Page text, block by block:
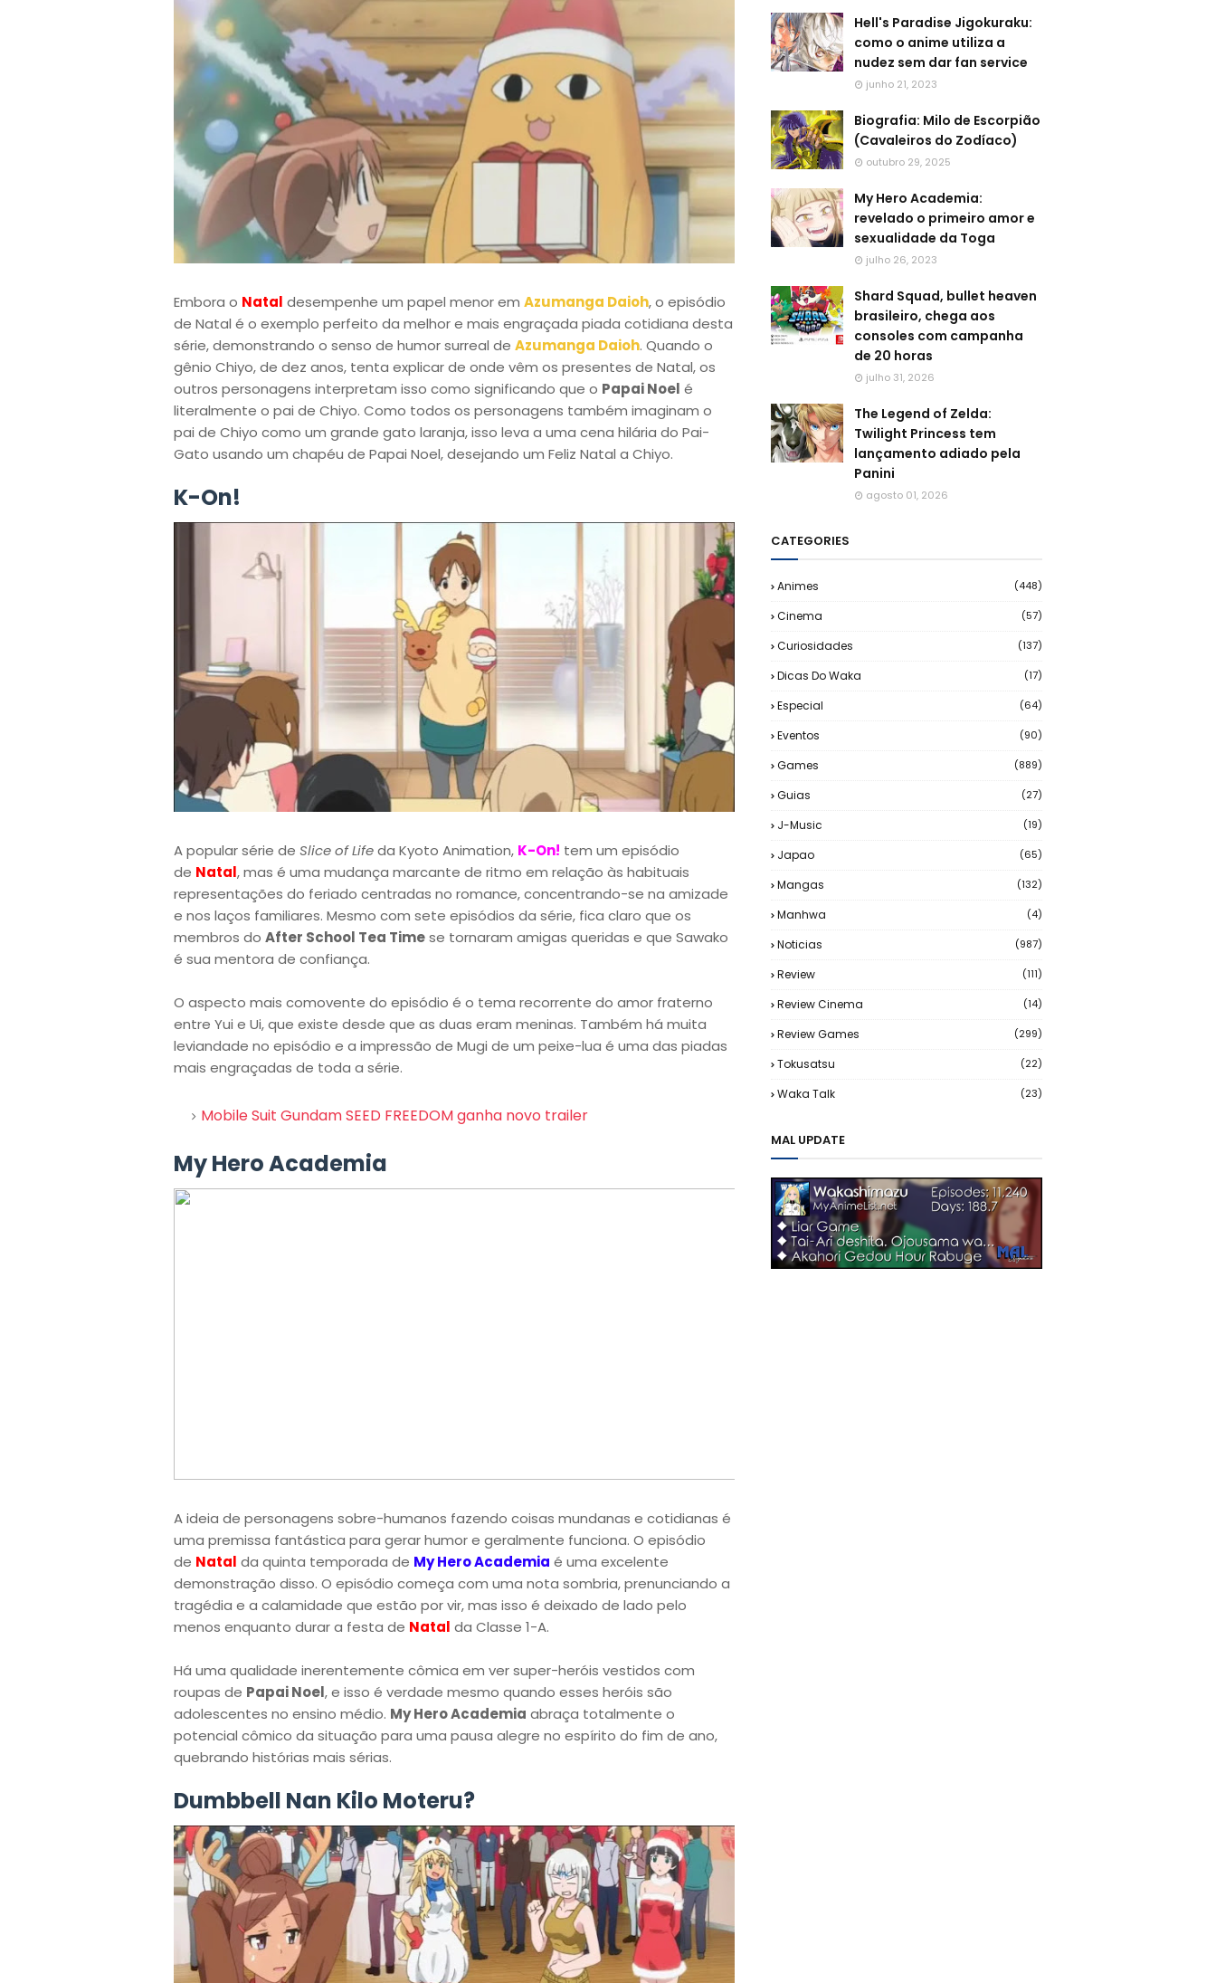
Embora o Natal desempenhe um papel menor em Azumanga Daioh, o episódio
de Natal é o exemplo perfeito da melhor e mais engraçada piada cotidiana desta
série, demonstrando o senso de humor surreal de Azumanga Daioh. Quando o
gênio Chiyo, de dez anos, tenta explicar de onde vêm os presentes de Natal, os
outros personagens interpretam isso como significando que o Papai Noel é
literalmente o pai de Chiyo. Como todos os personagens também imaginam o
pai de Chiyo como um grande gato laranja, isso leva a uma cena hilária do Pai-
Gato usando um chapéu de Papai Noel, desejando um Feliz Natal a Chiyo.
K-On!
A popular série de Slice of Lifeda Kyoto Animation, K-On! tem um episódio
de Natal, mas é uma mudança marcante de ritmo em relação às habituais
representações do feriado centradas no romance, concentrando-se na amizade
e nos laços familiares. Mesmo com sete episódios da série, fica claro que os
membros do After School Tea Timese tornaram amigas queridas e que Sawako
é sua mentora de confiança.
O aspecto mais comovente do episódio é o tema recorrente do amor fraterno
entre Yui e Ui, que existe desde que as duas eram meninas. Também há muita
leviandade no episódio e a impressão de Mugi de um peixe-lua é uma das piadas
mais engraçadas de toda a série.
Mobile Suit Gundam SEED FREEDOM ganha novo trailer
My Hero Academia
A ideia de personagens sobre-humanos fazendo coisas mundanas e cotidianas é
uma premissa fantástica para gerar humor e geralmente funciona. O episódio
de Natal da quinta temporada de My Hero Academia é uma excelente
demonstração disso. O episódio começa com uma nota sombria, prenunciando a
tragédia e a calamidade que estão por vir, mas isso é deixado de lado pelo
menos enquanto durar a festa de Natal da Classe 1-A.
Há uma qualidade inerentemente cômica em ver super-heróis vestidos com
roupas de Papai Noel, e isso é verdade mesmo quando esses heróis são
adolescentes no ensino médio. My Hero Academia abraça totalmente o
potencial cômico da situação para uma pausa alegre no espírito do fim de ano,
quebrando histórias mais sérias.
Dumbbell Nan Kilo Moteru?
Hell's Paradise Jigokuraku:
como o anime utiliza a
nudez sem dar fan service
junho 21, 2023
Biografia: Milo de Escorpião
(Cavaleiros do Zodíaco)
outubro 29, 2025
My Hero Academia:
revelado o primeiro amor e
sexualidade da Toga
julho 26, 2023
Shard Squad, bullet heaven
brasileiro, chega aos
consoles com campanha
de 20 horas
julho 31, 2026
The Legend of Zelda:
Twilight Princess tem
lançamento adiado pela
Panini
agosto 01, 2026
CATEGORIES
Animes (448)
Cinema (57)
Curiosidades (137)
Dicas Do Waka (17)
Especial (64)
Eventos (90)
Games (889)
Guias (27)
J-Music (19)
Japao (65)
Mangas (132)
Manhwa (4)
Noticias (987)
Review (111)
Review Cinema (14)
Review Games (299)
Tokusatsu (22)
Waka Talk (23)
MAL UPDATE